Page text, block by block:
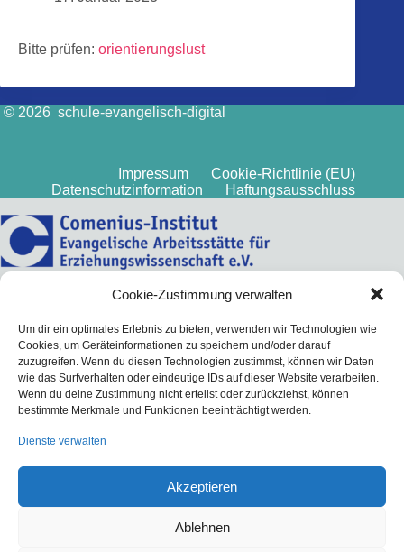
Cookie-Zustimmung verwalten
Um dir ein optimales Erlebnis zu bieten, verwenden wir Technologien wie
Cookies, um Geräteinformationen zu speichern und/oder darauf
zuzugreifen. Wenn du diesen Technologien zustimmst, können wir Daten
wie das Surfverhalten oder eindeutige IDs auf dieser Website verarbeiten.
Wenn du deine Zustimmung nicht erteilst oder zurückziehst, können
bestimmte Merkmale und Funktionen beeinträchtigt werden.
Dienste verwalten
Akzeptieren
Ablehnen
Bitte prüfen: orientierungslust
© 2026 schule-evangelisch-digital
Impressum
Cookie-Richtlinie (EU)
Datenschutzinformation
Haftungsausschluss